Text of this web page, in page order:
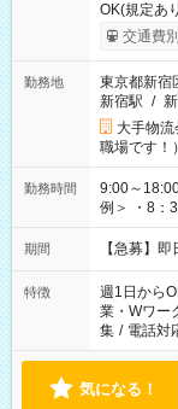
OK(規定あ
交通費
勤務地
東京都新宿
新宿駅 /
大手物
職場です！）
勤務時間
9:00～18:00（実動8時間）
例＞ ・8：
・13：00
期間 【急募】
特徴 週1日から
業・Wワー
集 / 電話対
気になる！